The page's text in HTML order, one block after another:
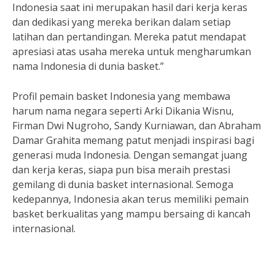
Indonesia saat ini merupakan hasil dari kerja keras
dan dedikasi yang mereka berikan dalam setiap
latihan dan pertandingan. Mereka patut mendapat
apresiasi atas usaha mereka untuk mengharumkan
nama Indonesia di dunia basket.”
Profil pemain basket Indonesia yang membawa
harum nama negara seperti Arki Dikania Wisnu,
Firman Dwi Nugroho, Sandy Kurniawan, dan Abraham
Damar Grahita memang patut menjadi inspirasi bagi
generasi muda Indonesia. Dengan semangat juang
dan kerja keras, siapa pun bisa meraih prestasi
gemilang di dunia basket internasional. Semoga
kedepannya, Indonesia akan terus memiliki pemain
basket berkualitas yang mampu bersaing di kancah
internasional.